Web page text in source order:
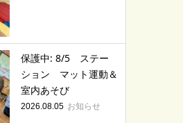
保護中: 8/5 ステー
ション マット運動＆
室内あそび
2026.08.05 お知らせ